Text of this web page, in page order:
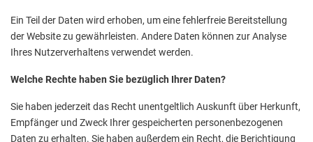
Ein Teil der Daten wird erhoben, um eine fehlerfreie Bereitstellung
der Website zu gewährleisten. Andere Daten können zur Analyse
Ihres Nutzerverhaltens verwendet werden.
Welche Rechte haben Sie bezüglich Ihrer Daten?
Sie haben jederzeit das Recht unentgeltlich Auskunft über Herkunft,
Empfänger und Zweck Ihrer gespeicherten personenbezogenen
Daten zu erhalten. Sie haben außerdem ein Recht, die Berichtigung